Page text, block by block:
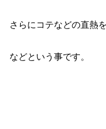
さらにコテなどの直熱
などという事です。